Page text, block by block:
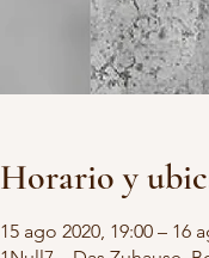
Horario y
15 ago 2020, 19:00 – 16